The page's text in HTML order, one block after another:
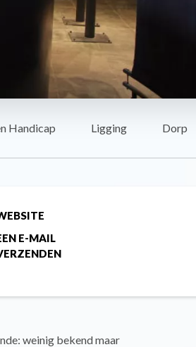
Handicap Ligging Dorp
E-MAIL
weinig bekend maar